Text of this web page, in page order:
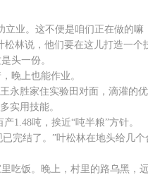
。这不便是咱们正在做的嘛
说，他们要在这儿打造一个
头一份。
晚上也能作业。
胜家住实验田对面，滴灌的优
实用技能。
吨，挨近“吨半粮”方针。
结了。”叶松林在地头给几个
饭。晚上，村里的路乌黑，